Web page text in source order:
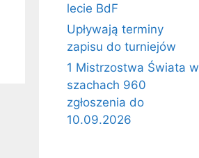
lecie BdF
Upływają terminy
zapisu do turniejów
1 Mistrzostwa Świata w
szachach 960
zgłoszenia do
10.09.2026